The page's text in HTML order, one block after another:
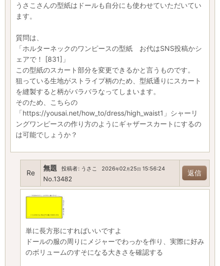
うさこさんの型紙はドールも自分にも使わせていただいてい
ます。
質問は、
「ホルターネックのワンピースの型紙 お代はSNS投稿かシ
ェアで！ [831]」
この型紙のスカート部分を変更できるかと言うものです。
狙っている生地がストライプ柄のため、型紙通りにスカート
を縫製すると柄がバラバラなってしまいます。
そのため、こちらの
「https://yousai.net/how_to/dress/high_waist1」シャーリ
ングワンピースの作り方のようにギャザースカートにするの
は可能でしょうか？
Re
無題 投稿者: うさこ 2026年02 月 25 日 15:56:24
No.13482
返信
単に長方形にすればいいですよ
ドールの服の周りにメジャーでわっかを作り、実際に好み
のボリュームのすそになる大きさを確認する